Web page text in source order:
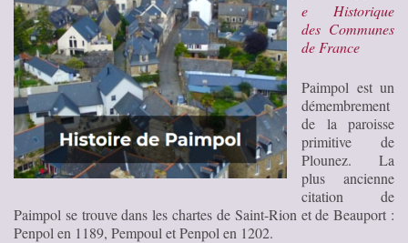
e Historique
des Communes
de France
Paimpol est un
démembrement
de la paroisse
primitive de
Plounez. La
plus ancienne
citation de
Paimpol se trouve dans les chartes de Saint-Rion et de Beauport :
Penpol en 1189, Pempoul et Penpol en 1202.